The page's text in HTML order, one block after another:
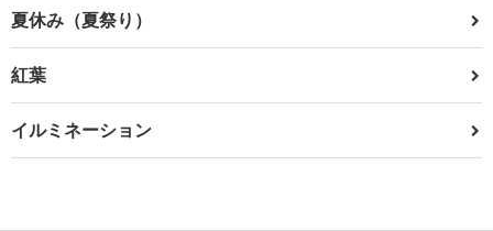
夏休み（夏祭り）
紅葉
イルミネーション